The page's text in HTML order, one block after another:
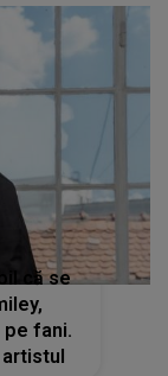
că se
pe fani.